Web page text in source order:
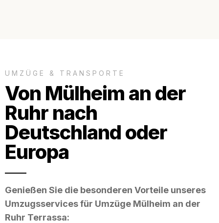
UMZÜGE & TRANSPORTE
Von Mülheim an der
Ruhr nach
Deutschland oder
Europa
Genießen Sie die besonderen Vorteile unseres
Umzugsservices für Umzüge Mülheim an der
Ruhr Terrassa: